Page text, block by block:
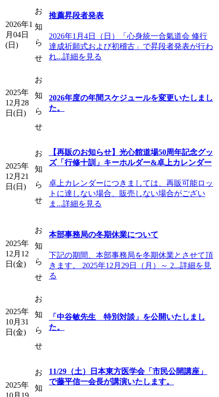
2026年1
月04日
(日)
お
知
ら
せ
推薦昇段者発表
2026年1月4日（日）「心身統一合氣道会 修行
達成祈願式および初稽古」で昇段者発表が行わ
れ...詳細を見る
2025年
12月28
日(日)
お
知
ら
せ
2026年度の年間スケジュールを変更いたしまし
た。
2025年
12月21
日(日)
お
知
ら
せ
【再販のお知らせ】光心館道場50周年記念グッ
ズ「行修十訓」キーホルダー&卓上カレンダー
卓上カレンダーにつきましては、再販可能ロッ
トに達しない場合、販売しない場合がござい
ま...詳細を見る
2025年
12月12
日(金)
お
知
ら
せ
本部事務局の冬期休業について
下記の期間、本部事務局を冬期休業とさせて頂
きます。 2025年12月29日（月）～ 2...詳細を見
る
2025年
10月31
日(金)
お
知
ら
せ
「中谷敏先生 特別対談」を公開いたしまし
た。
2025年
お
知
11/29（土）日本東方医学会「市民公開講座」
で藤平信一会長が講演いたします。